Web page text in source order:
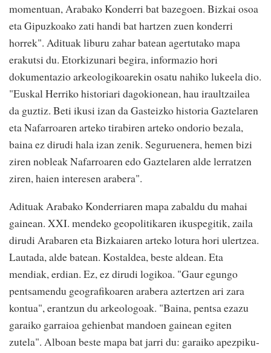
momentuan, Arabako Konderri bat bazegoen. Bizkai osoa
eta Gipuzkoako zati handi bat hartzen zuen konderri
horrek". Adituak liburu zahar batean agertutako mapa
erakutsi du. Etorkizunari begira, informazio hori
dokumentazio arkeologikoarekin osatu nahiko lukeela dio.
"Euskal Herriko historiari dagokionean, hau iraultzailea
da guztiz. Beti ikusi izan da Gasteizko historia Gaztelaren
eta Nafarroaren arteko tirabiren arteko ondorio bezala,
baina ez dirudi hala izan zenik. Seguruenera, hemen bizi
ziren nobleak Nafarroaren edo Gaztelaren alde lerratzen
ziren, haien interesen arabera".
Adituak Arabako Konderriaren mapa zabaldu du mahai
gainean. XXI. mendeko geopolitikaren ikuspegitik, zaila
dirudi Arabaren eta Bizkaiaren arteko lotura hori ulertzea.
Lautada, alde batean. Kostaldea, beste aldean. Eta
mendiak, erdian. Ez, ez dirudi logikoa. "Gaur egungo
pentsamendu geografikoaren arabera aztertzen ari zara
kontua", erantzun du arkeologoak. "Baina, pentsa ezazu
garaiko garraioa gehienbat mandoen gainean egiten
zutela". Alboan beste mapa bat jarri du: garaiko apezpiku-